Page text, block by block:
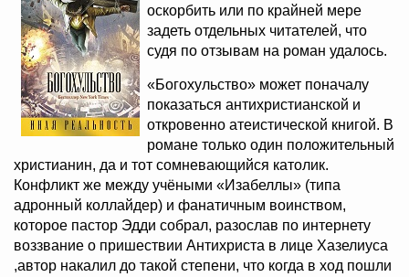
оскорбить или по крайней мере
задеть отдельных читателей, что
судя по отзывам на роман удалось.
«Богохульство» может поначалу
показаться антихристианской и
откровенно атеистической книгой. В
романе только один положительный
христианин, да и тот сомневающийся католик.
Конфликт же между учёными «Изабеллы» (типа
адронный коллайдер) и фанатичным воинством,
которое пастор Эдди собрал, разослав по интернету
воззвание о пришествии Антихриста в лице Хазелиуса
,автор накалил до такой степени, что когда в ход пошли